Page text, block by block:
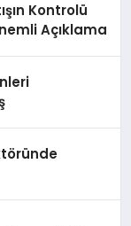
Kontrolü
Açıklama